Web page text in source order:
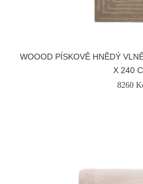
WOOOD PÍSKOVĚ HNĚDÝ
X 240
8260